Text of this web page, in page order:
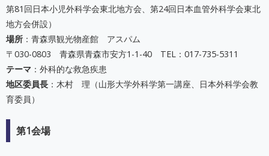
第81回日本小児外科学会東北地方会、第24回日本血管外科学会東北
地方会併設）
場所 ：青森県観光物産館 アスパム
〒030-0803 青森県青森市安方1-1-40 TEL：017-735-5311
テーマ ：外科的な救急疾患
地区委員長 ：木村 理（山形大学外科学第一講座、日本外科学会教
育委員）
第1会場